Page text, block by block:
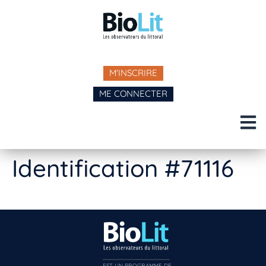
M'INSCRIRE
ME CONNECTER
Identification #71116